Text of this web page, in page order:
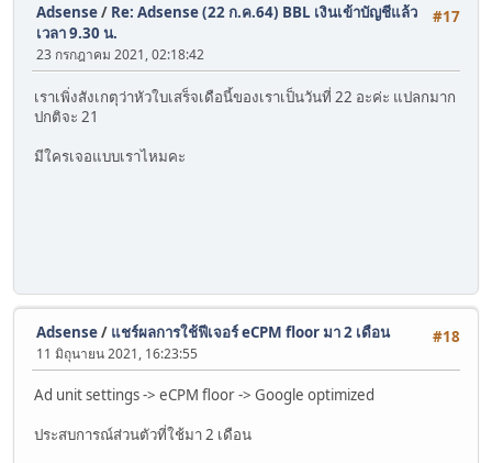
#17
Adsense/ Re: Adsense (22 ก.ค.64) BBL เงินเข้าบัญชีแล้ว
เวลา 9.30 น.
23 กรกฎาคม 2021, 02:18:42
เราเพิ่งสังเกตุว่าหัวใบเสร็จเดือนี้ของเราเป็นวันที่ 22 อะค่ะ แปลกมาก
ปกติจะ 21
มีใครเจอแบบเราไหมคะ
#18
Adsense/ แชร์ผลการใช้ฟีเจอร์ eCPM floor มา 2 เดือน
11 มิถุนายน 2021, 16:23:55
Ad unit settings -> eCPM floor -> Google optimized
ประสบการณ์ส่วนตัวที่ใช้มา 2 เดือน